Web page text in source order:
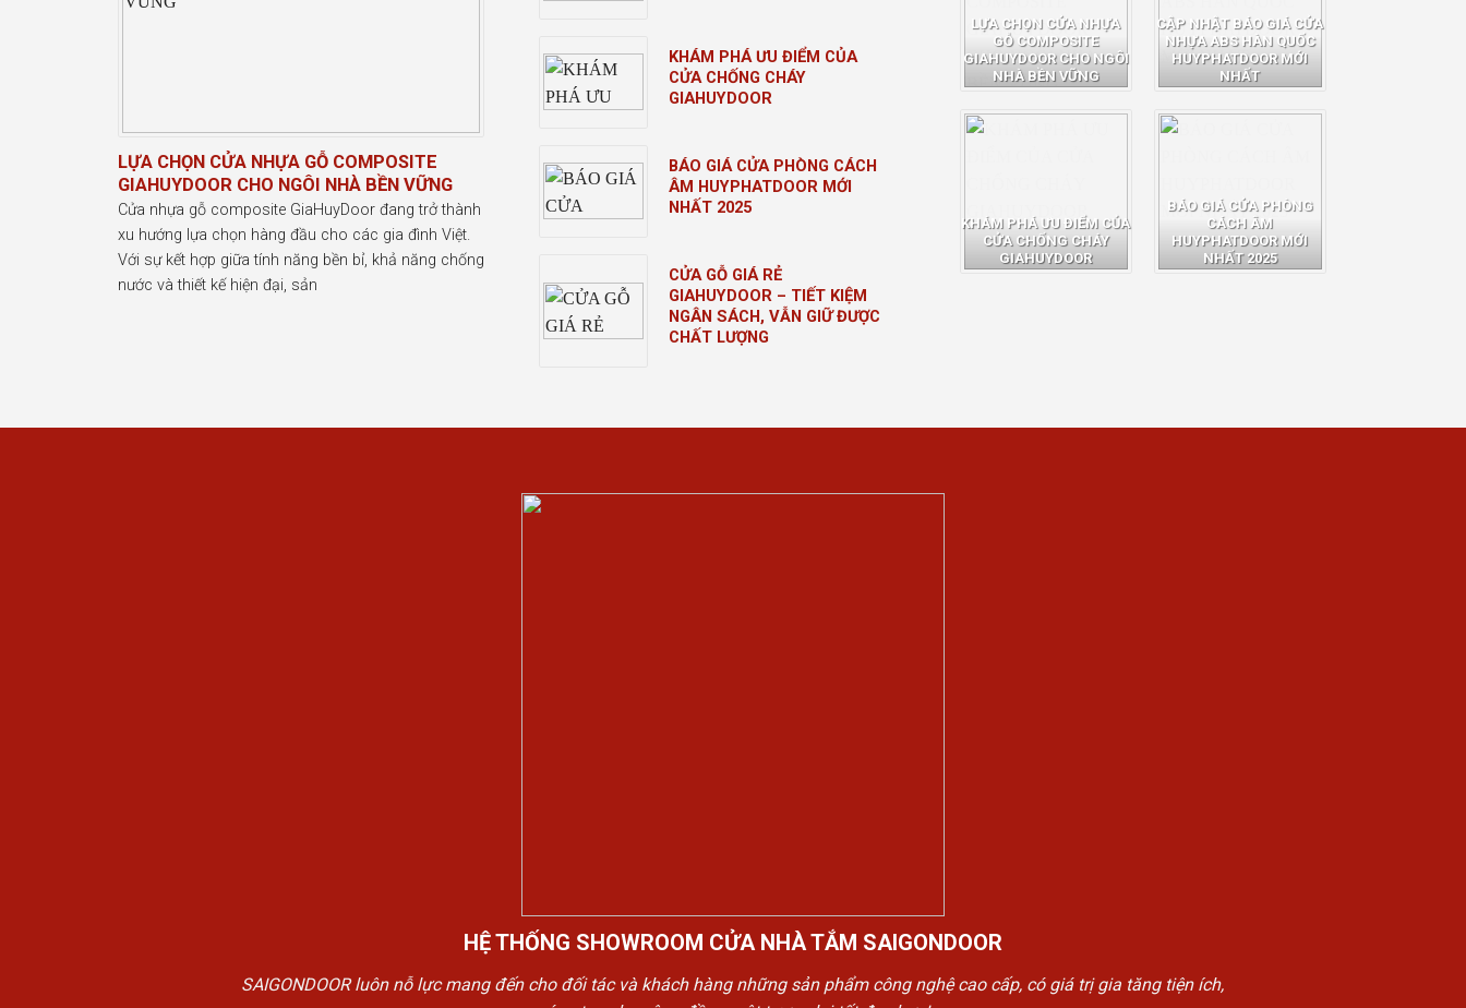
LỰA CHỌN CỬA NHỰA GỖ COMPOSITE
GIAHUYDOOR CHO NGÔI NHÀ BỀN VỮNG
Cửa nhựa gỗ composite GiaHuyDoor đang trở thành
xu hướng lựa chọn hàng đầu cho các gia đình Việt.
Với sự kết hợp giữa tính năng bền bỉ, khả năng chống
nước và thiết kế hiện đại, sản
KHÁM PHÁ ƯU ĐIỂM CỦA
CỬA CHỐNG CHÁY
GIAHUYDOOR
BÁO GIÁ CỬA PHÒNG CÁCH
ÂM HUYPHATDOOR MỚI
NHẤT 2025
CỬA GỖ GIÁ RẺ
GIAHUYDOOR – TIẾT KIỆM
NGÂN SÁCH, VẪN GIỮ ĐƯỢC
CHẤT LƯỢNG
LỰA CHỌN CỬA NHỰA
GỖ COMPOSITE
GIAHUYDOOR CHO NGÔI
NHÀ BỀN VỮNG
CẬP NHẬT BÁO GIÁ CỬA
NHỰA ABS HÀN QUỐC
HUYPHATDOOR MỚI
NHẤT
KHÁM PHÁ ƯU ĐIỂM CỦA
CỬA CHỐNG CHÁY
GIAHUYDOOR
BÁO GIÁ CỬA PHÒNG
CÁCH ÂM
HUYPHATDOOR MỚI
NHẤT 2025
HỆ THỐNG SHOWROOM CỬA NHÀ TẮM SAIGONDOOR
SAIGONDOOR luôn nỗ lực mang đến cho đối tác và khách hàng những sản phẩm công nghệ cao cấp, có giá trị gia tăng tiện ích,